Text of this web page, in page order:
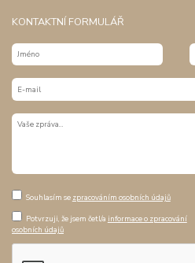
KONTAKTNÍ FORMULÁŘ
Souhlasím se zpracováním osobních údajů
Potvrzuji, že jsem četl/a informace o zpracování
osobních údajů